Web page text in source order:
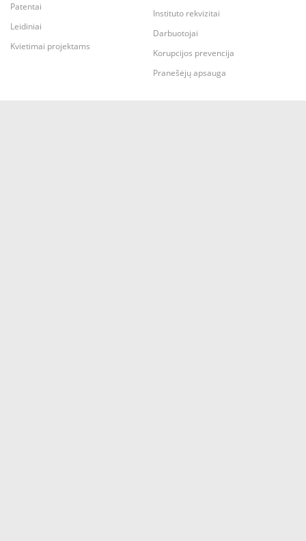
Patentai
Leidiniai
Kvietimai projektams
Instituto rekvizitai
Darbuotojai
Korupcijos prevencija
Pranešėjų apsauga